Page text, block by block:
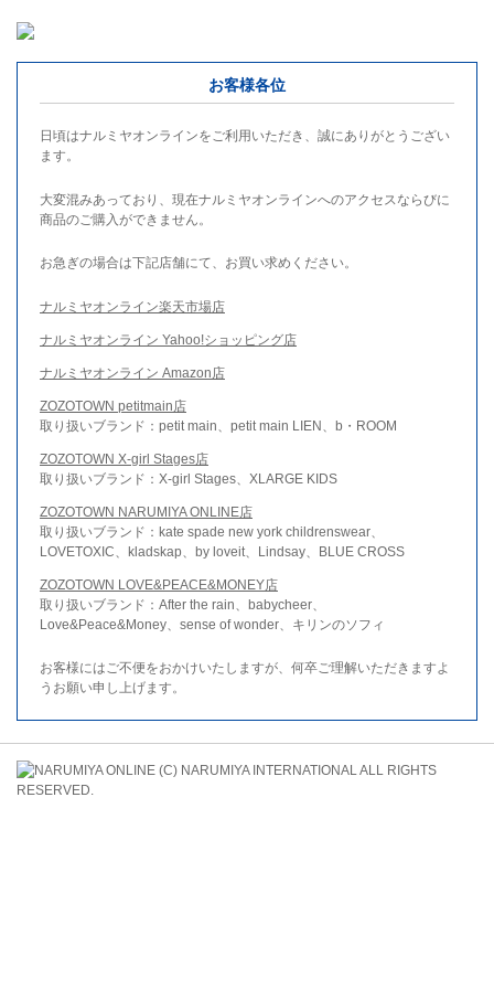
お客様各位
日頃はナルミヤオンラインをご利用いただき、誠にありがとうござい
ます。
大変混みあっており、現在ナルミヤオンラインへのアクセスならびに
商品のご購入ができません。
お急ぎの場合は下記店舗にて、お買い求めください。
ナルミヤオンライン楽天市場店
ナルミヤオンライン Yahoo!ショッピング店
ナルミヤオンライン Amazon店
ZOZOTOWN petitmain店
取り扱いブランド：petit main、petit main LIEN、b・ROOM
ZOZOTOWN X-girl Stages店
取り扱いブランド：X-girl Stages、XLARGE KIDS
ZOZOTOWN NARUMIYA ONLINE店
取り扱いブランド：kate spade new york childrenswear、
LOVETOXIC、kladskap、by loveit、Lindsay、BLUE CROSS
ZOZOTOWN LOVE&PEACE&MONEY店
取り扱いブランド：After the rain、babycheer、
Love&Peace&Money、sense of wonder、キリンのソフィ
お客様にはご不便をおかけいたしますが、何卒ご理解いただきますよ
うお願い申し上げます。